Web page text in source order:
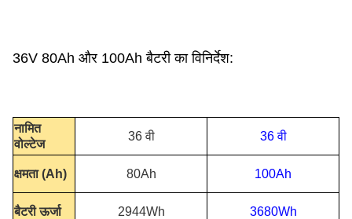
36V 80Ah और 100Ah बैटरी का विनिर्देश:
नामित
वोल्टेज
36 वी 36 वी
क्षमता (Ah) 80Ah 100Ah
बैटरी ऊर्जा 2944Wh 3680Wh